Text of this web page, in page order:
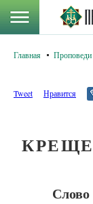
Главная Проповеди
Tweet Нравится